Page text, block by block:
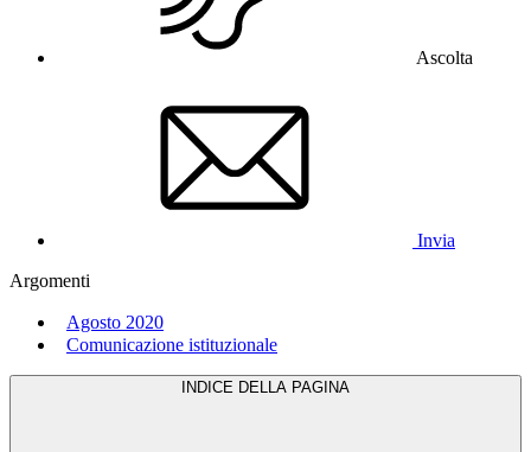
Ascolta
Invia
Argomenti
Agosto 2020
Comunicazione istituzionale
INDICE DELLA PAGINA